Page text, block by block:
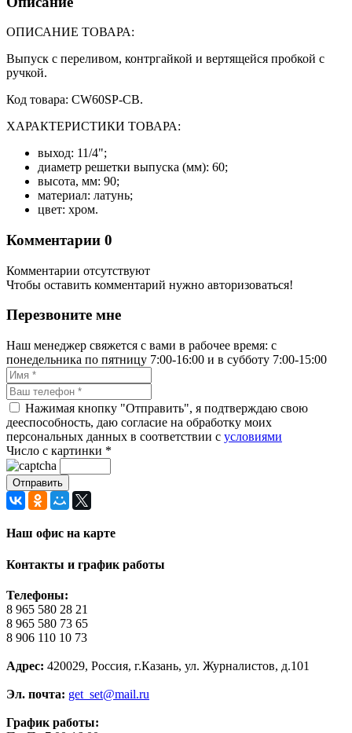
ОПИСАНИЕ ТОВАРА:
Выпуск с переливом, контргайкой и вертящейся пробкой с
ручкой.
Код товара: CW60SP-CB.
ХАРАКТЕРИСТИКИ ТОВАРА:
выход: 11/4";
диаметр решетки выпуска (мм): 60;
высота, мм: 90;
материал: латунь;
цвет: хром.
Комментарии 0
Комментарии отсутствуют
Чтобы оставить комментарий нужно авторизоваться!
Перезвоните мне
Наш менеджер свяжется с вами в рабочее время: с
понедельника по пятницу 7:00-16:00 и в субботу 7:00-15:00
Нажимая кнопку "Отправить", я подтверждаю свою
дееспособность, даю согласие на обработку моих
персональных данных в соответствии с условиями
Число с картинки *
Наш офис на карте
Контакты и график работы
Телефоны:
8 965 580 28 21
8 965 580 73 65
8 906 110 10 73
Адрес: 420029, Россия, г.Казань, ул. Журналистов, д.101
Эл. почта: get_set@mail.ru
График работы: